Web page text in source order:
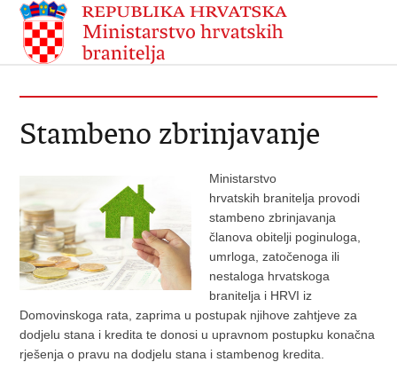
Stambeno zbrinjavanje
Ministarstvo
hrvatskih branitelja provodi
stambeno zbrinjavanja
članova obitelji poginuloga,
umrloga, zatočenoga ili
nestaloga hrvatskoga
branitelja i HRVI iz
Domovinskoga rata, zaprima u postupak njihove zahtjeve za
dodjelu stana i kredita te donosi u upravnom postupku konačna
rješenja o pravu na dodjelu stana i stambenog kredita.